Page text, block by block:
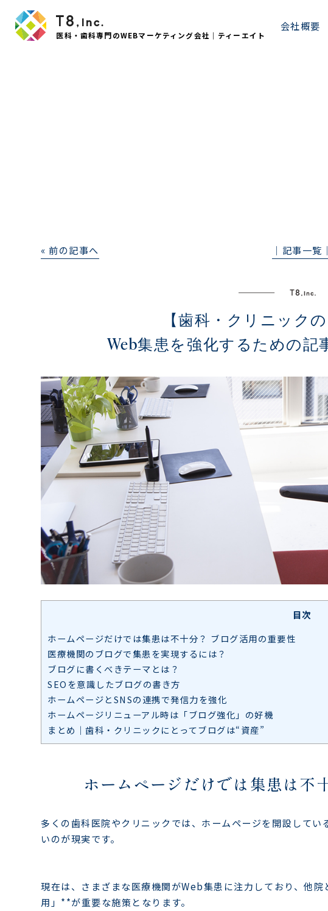
医科・歯科専門のWEBマーケティング会社｜ティーエイト
会社概要
« 前の記事へ │記事一覧│
【歯科・クリニック
Web集患を強化するための記
目次
ホームページだけでは集患は不十分？ ブログ活用の重要性
医療機関のブログで集患を実現するには？
ブログに書くべきテーマとは？
SEOを意識したブログの書き方
ホームページとSNSの連携で発信力を強化
ホームページリニューアル時は「ブログ強化」の好機
まとめ｜歯科・クリニックにとってブログは“資産”
ホームページだけでは集患は不
多くの歯科医院やクリニックでは、ホームページを開設して
いのが現実です。
現在は、さまざまな医療機関がWeb集患に注力しており、他
用」**が重要な施策となります。